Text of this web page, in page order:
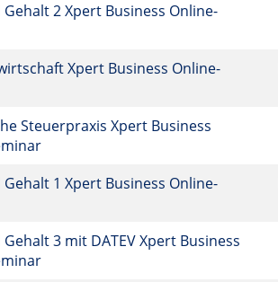
2 Xpert Business Online-
Xpert Business Online-
Steuerpraxis Xpert Business
1 Xpert Business Online-
3 mit DATEV Xpert Business